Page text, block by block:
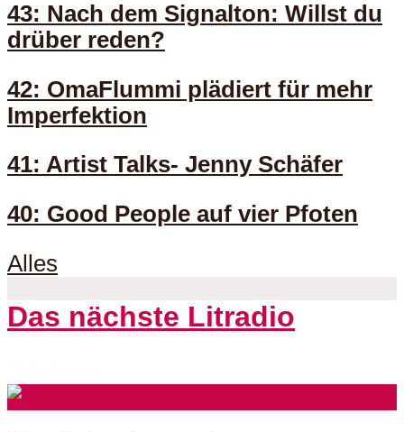
43: Nach dem Signalton: Willst du
drüber reden?
42: OmaFlummi plädiert für mehr
Imperfektion
41: Artist Talks- Jenny Schäfer
40: Good People auf vier Pfoten
Alles
Das nächste Litradio